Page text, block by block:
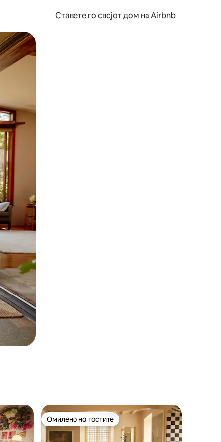
Ставете го својот дом на Airbnb
или со лизгање.
гостите“ Омилено на гостите
Омилено на гостите